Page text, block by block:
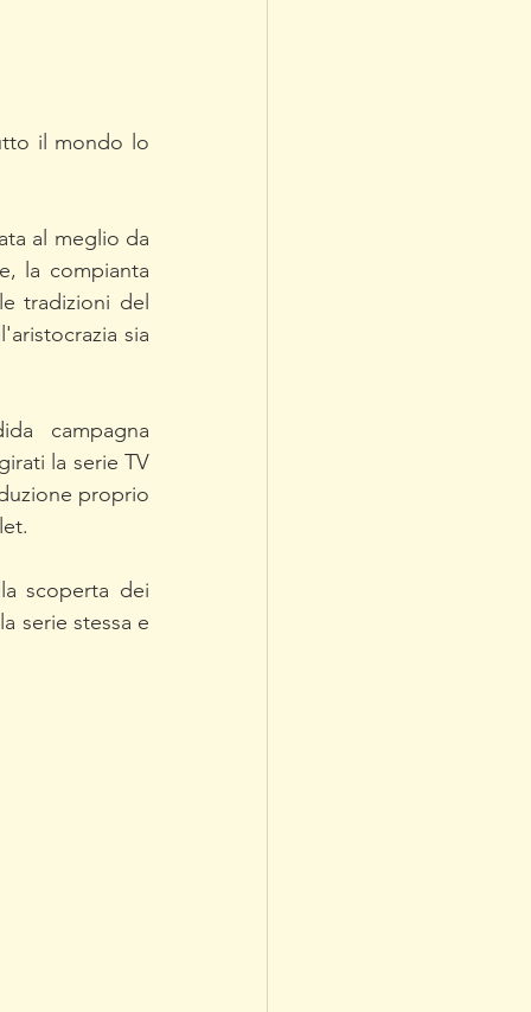
il mondo lo
al meglio da
la compianta
tradizioni del
sia
campagna
la serie TV
proprio
scoperta dei
serie stessa e